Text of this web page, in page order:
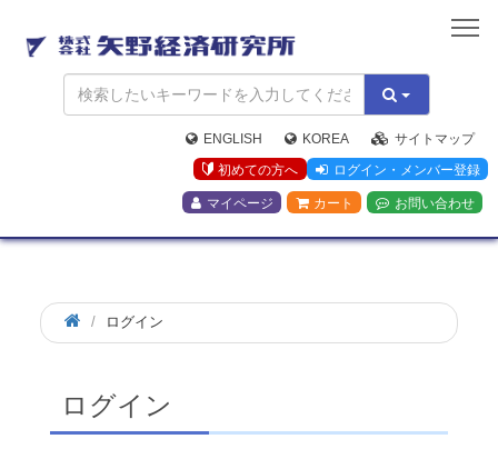
矢
野
経
済
研
究
所
ENGLISH KOREA
サイトマップ
初めての方へ
ログイン・メンバー登録
マイページ カート お問い合わせ
ログイン
ログイン